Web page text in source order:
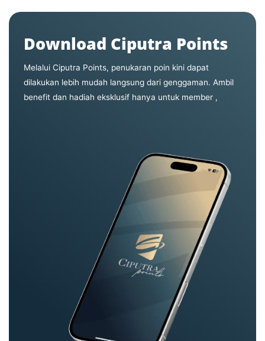
Download Ciputra Points
Melalui Ciputra Points, penukaran poin kini dapat
dilakukan lebih mudah langsung dari genggaman. Ambil
benefit dan hadiah eksklusif hanya untuk member ,